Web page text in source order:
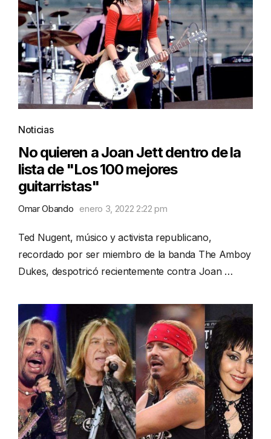
Noticias
No quieren a Joan Jett dentro de la
lista de "Los 100 mejores
guitarristas"
Omar Obando enero 3, 2022 2:22 pm
Ted Nugent, músico y activista republicano,
recordado por ser miembro de la banda The Amboy
Dukes, despotricó recientemente contra Joan …